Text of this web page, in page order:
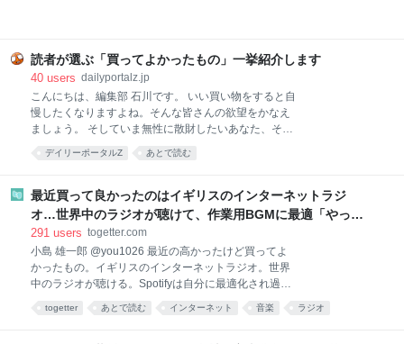
調理するのは、面倒くさい。特に夏は外出するのも調
理するのも暑くて億劫。そんなときでも、手軽に本格
麻婆豆腐が味わえるのがこちらの商品です。 熱湯で約
4〜5分あたためて（電子レンジであたためる場合は
500Wで約2分）、ご飯にかけるだけ。初めて食べたと
きは、正
読者が選ぶ「買ってよかったもの」一挙紹介します
40 users dailyportalz.jp
こんにちは、編集部 石川です。 いい買い物をすると自
慢したくなりますよね。そんな皆さんの欲望をかなえ
ましょう。 そしていま無性に散財したいあなた、そん
主義の手先となった我々人類にもたらされる癒しのひ
もの」です。 ただいまAmazonが7/13(月)いっぱいま
で、プライムデーの大型セール中（現在は先行セー
ル）なので、琴線に触れた方はどしどしお買い求めく
ださい。 ※このページのリンクからご購入いただくと
一部収益がサイトに還元され運営費になります。あり
がとうございます！
デイリーポータルZ あとで読む
最近買って良かったのはイギリスのインターネットラジ
オ…世界中のラジオが聴けて、作業用BGMに最適「やっぱ
り物理的な機械」「この質感で鎮座してくれるのがいい」
291 users togetter.com
小島 雄一郎 @you1026 最近の高かったけど買ってよ
かったもの。イギリスのインターネットラジオ。世界
中のラジオが聴ける。Spotifyは自分に最適化され過ぎ
と、その国の雰囲気とかと一緒に音楽が流れてくる。
togetter あとで読む インターネット 音楽 ラジオ